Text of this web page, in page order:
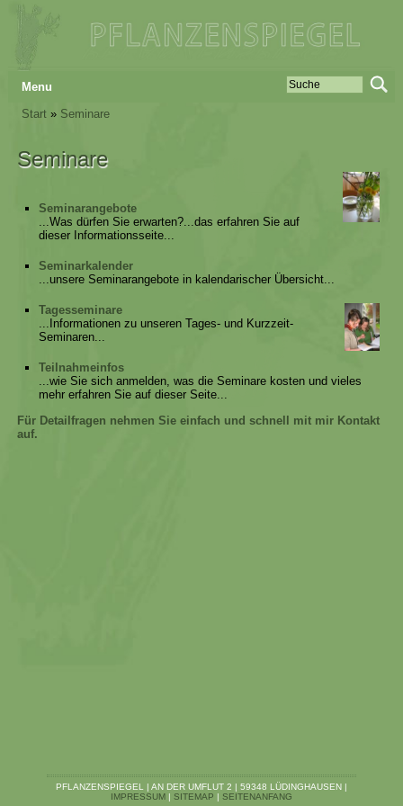
Menu
Start» Seminare
Seminare
Seminarangebote
...Was dürfen Sie erwarten?...das erfahren Sie auf
dieser Informationsseite...
Seminarkalender
...unsere Seminarangebote in kalendarischer Übersicht...
Tagesseminare
...Informationen zu unseren Tages- und Kurzzeit-
Seminaren...
Teilnahmeinfos
...wie Sie sich anmelden, was die Seminare kosten und vieles
mehr erfahren Sie auf dieser Seite...
Für Detailfragen nehmen Sie einfach und schnell mit mir Kontakt
auf.
PFLANZENSPIEGEL | AN DER UMFLUT 2 | 59348 LÜDINGHAUSEN |
IMPRESSUM
SITEMAP SEITENANFANG